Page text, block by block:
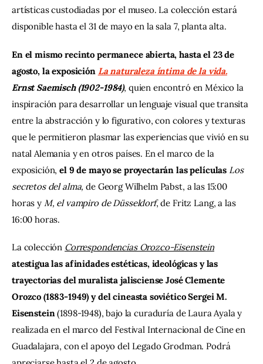
artísticas custodiadas por el museo. La colección estará
disponible hasta el 31 de mayo en la sala 7, planta alta.
En el mismo recinto permanece abierta, hasta el 23 de
agosto, la exposición La naturaleza íntima de la vida.
Ernst Saemisch (1902-1984), quien encontró en México la
inspiración para desarrollar un lenguaje visual que transita
entre la abstracción y lo figurativo, con colores y texturas
que le permitieron plasmar las experiencias que vivió en su
natal Alemania y en otros países. En el marco de la
exposición, el 9 de mayo se proyectarán las películas Los
secretos del alma, de Georg Wilhelm Pabst, a las 15:00
horas y M, el vampiro de Düsseldorf, de Fritz Lang, a las
16:00 horas.
La colección Correspondencias Orozco-Eisenstein
atestigua las afinidades estéticas, ideológicas y las
trayectorias del muralista jalisciense José Clemente
Orozco (1883-1949) y del cineasta soviético Sergei M.
Eisenstein (1898-1948), bajo la curaduría de Laura Ayala y
realizada en el marco del Festival Internacional de Cine en
Guadalajara, con el apoyo del Legado Grodman. Podrá